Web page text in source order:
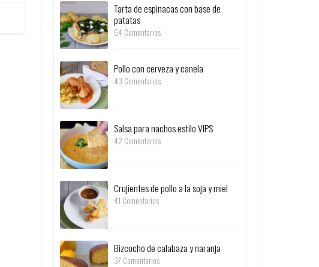
Tarta de espinacas con base de
patatas
64 Comentarios
Pollo con cerveza y canela
43 Comentarios
Salsa para nachos estilo VIPS
42 Comentarios
Crujientes de pollo a la soja y miel
41 Comentarios
Bizcocho de calabaza y naranja
37 Comentarios